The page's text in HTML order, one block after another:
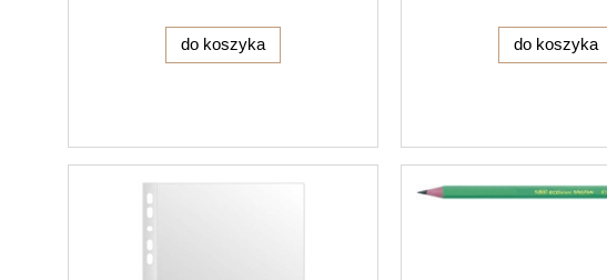
do koszyka do koszyka